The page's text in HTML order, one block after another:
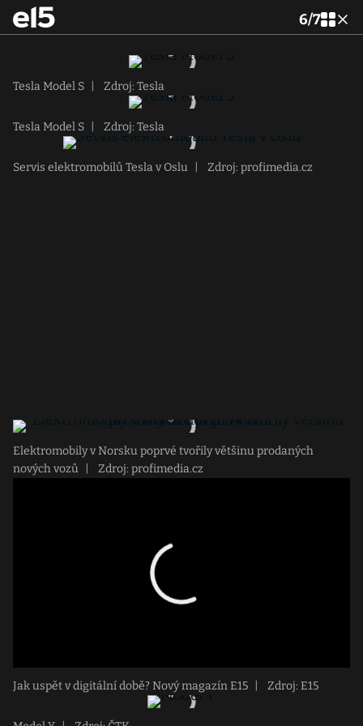
6/7
Tesla Model S Zdroj: Tesla
Tesla Model S Zdroj: Tesla
Servis elektromobilů Tesla v Oslu Zdroj: profimedia.cz
Elektromobily v Norsku poprvé tvořily většinu prodaných
nových vozů
Zdroj: profimedia.cz
Jak uspět v digitální době? Nový magazín E15 Zdroj: E15